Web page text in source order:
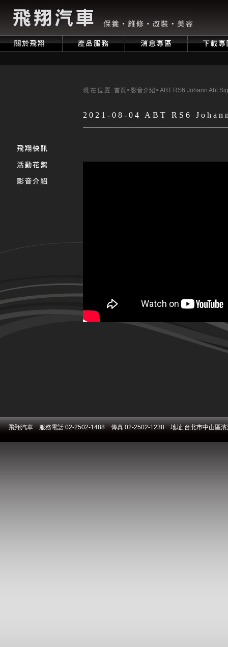
現在位置: 首頁>影音介紹>ABT RS6 Johann Abt
2021-08-04 ABT RS6
飛翔汽車 服務電話:02-2502-1488 傳真:02-2502-1238 地址:台北市中山區